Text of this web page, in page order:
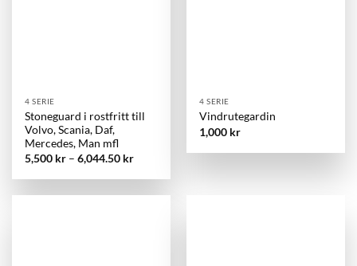
4 SERIE
Stoneguard i rostfritt till
Volvo, Scania, Daf,
Mercedes, Man mfl
5,500 kr –6,044.50 kr
4 SERIE
Vindrutegardin
1,000 kr